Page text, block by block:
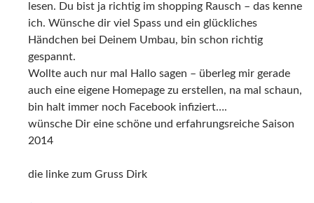
lesen. Du bist ja richtig im shopping Rausch – das kenne
ich. Wünsche dir viel Spass und ein glückliches
Händchen bei Deinem Umbau, bin schon richtig
gespannt.
Wollte auch nur mal Hallo sagen – überleg mir gerade
auch eine eigene Homepage zu erstellen, na mal schaun,
bin halt immer noch Facebook infiziert….
wünsche Dir eine schöne und erfahrungsreiche Saison
2014
die linke zum Gruss Dirk